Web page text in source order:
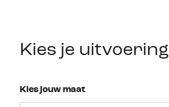
Kies je uitvoering
Kies jouw maat